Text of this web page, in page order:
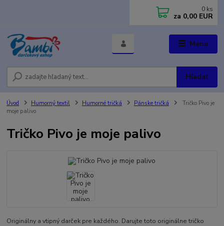
Menu
Hľadať
0 ks
za 0,00 EUR
Úvod Humorný textil Humorné tričká Pánske tričká
Tričko Pivo je
moje palivo
Tričko Pivo je moje palivo
Originálny a vtipný darček pre každého. Darujte toto originálne tričko